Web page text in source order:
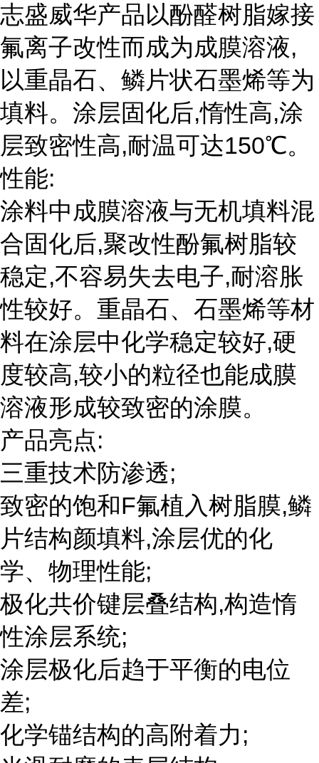
志盛威华产品以酚醛树脂嫁接
氟离子改性而成为成膜溶液,
以重晶石、鳞片状石墨烯等为
填料。涂层固化后,惰性高,涂
层致密性高,耐温可达150℃。
性能:
涂料中成膜溶液与无机填料混
合固化后,聚改性酚氟树脂较
稳定,不容易失去电子,耐溶胀
性较好。重晶石、石墨烯等材
料在涂层中化学稳定较好,硬
度较高,较小的粒径也能成膜
溶液形成较致密的涂膜。
产品亮点:
三重技术防渗透;
致密的饱和F氟植入树脂膜,鳞
片结构颜填料,涂层优的化
学、物理性能;
极化共价键层叠结构,构造惰
性涂层系统;
涂层极化后趋于平衡的电位
差;
化学锚结构的高附着力;